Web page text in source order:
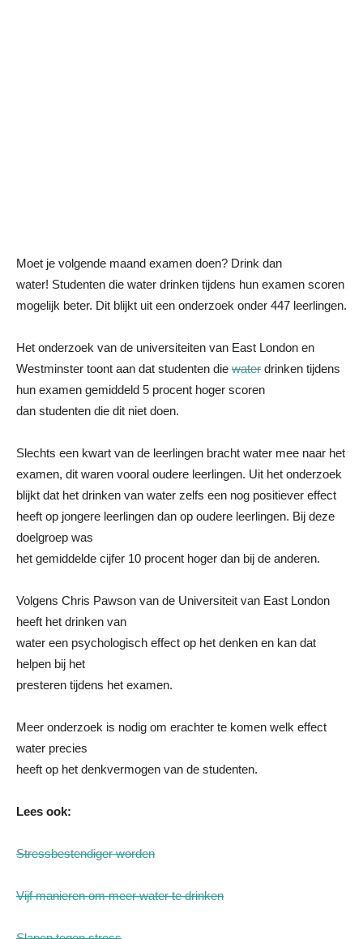
Moet je volgende maand examen doen? Drink dan
water! Studenten die water drinken tijdens hun examen scoren
mogelijk beter. Dit blijkt uit een onderzoek onder 447 leerlingen.
Het onderzoek van de universiteiten van East London en
Westminster toont aan dat studenten die water drinken tijdens
hun examen gemiddeld 5 procent hoger scoren
dan studenten die dit niet doen.
Slechts een kwart van de leerlingen bracht water mee naar het
examen, dit waren vooral oudere leerlingen. Uit het onderzoek
blijkt dat het drinken van water zelfs een nog positiever effect
heeft op jongere leerlingen dan op oudere leerlingen. Bij deze
doelgroep was
het gemiddelde cijfer 10 procent hoger dan bij de anderen.
Volgens Chris Pawson van de Universiteit van East London
heeft het drinken van
water een psychologisch effect op het denken en kan dat
helpen bij het
presteren tijdens het examen.
Meer onderzoek is nodig om erachter te komen welk effect
water precies
heeft op het denkvermogen van de studenten.
Lees ook:
Stressbestendiger worden
Vijf manieren om meer water te drinken